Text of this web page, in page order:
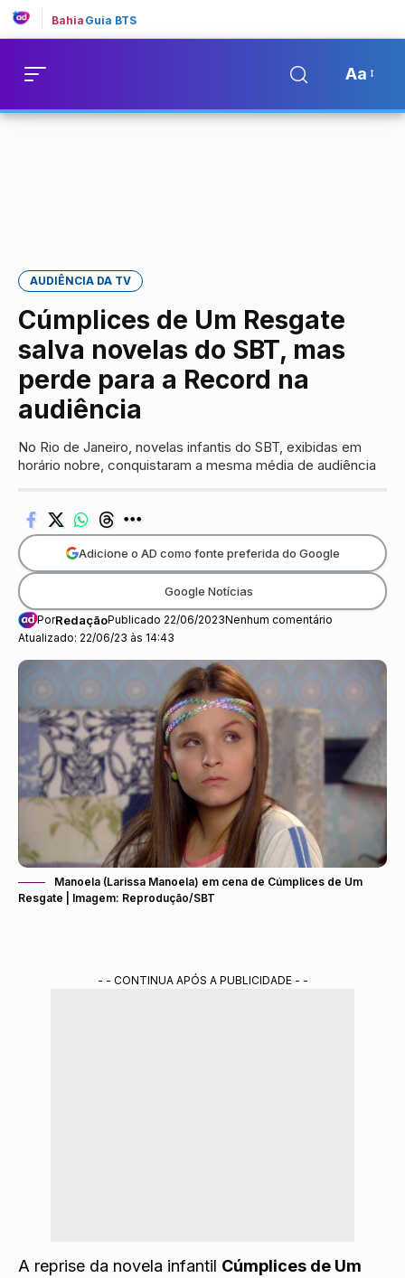
Bahia Guia BTS
Aa
AUDIÊNCIA DA TV
Cúmplices de Um Resgate
salva novelas do SBT, mas
perde para a Record na
audiência
No Rio de Janeiro, novelas infantis do SBT, exibidas em
horário nobre, conquistaram a mesma média de audiência
Atualizado: 22/06/23 às 14:43
PorRedaçãoPublicado 22/06/2023Nenhum comentário
Adicione o AD como fonte preferida do Google
Google Notícias
Manoela (Larissa Manoela) em cena de Cúmplices de Um
Resgate | Imagem: Reprodução/SBT
- - CONTINUA APÓS A PUBLICIDADE - -
A reprise da novela infantil Cúmplices de Um